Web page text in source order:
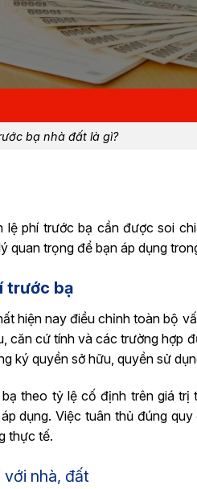
bạ nhà đất là gì?
phí trước bạ cần được soi
quan trọng để bạn áp dụng
trước bạ
hiện nay điều chỉnh toàn bộ
cứ tính và các trường hợp
ký quyền sở hữu, quyền sử
theo tỷ lệ cố định trên giá trị
dụng. Việc tuân thủ đúng
thực tế.
nhà, đất